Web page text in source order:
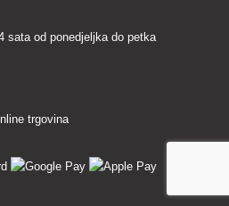
sata od ponedjeljka do petka